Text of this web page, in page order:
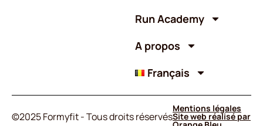
Run Academy
A propos
Français
©2025 Formyfit - Tous droits réservés
Mentions légales
Site web réalisé par